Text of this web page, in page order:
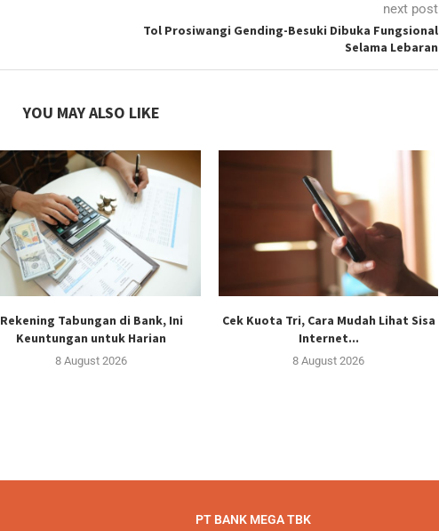
next post
Tol Prosiwangi Gending-Besuki Dibuka Fungsional
Selama Lebaran
YOU MAY ALSO LIKE
Rekening Tabungan di Bank, Ini
Keuntungan untuk Harian
8 August 2026
Cek Kuota Tri, Cara Mudah Lihat Sisa
Internet...
8 August 2026
PT BANK MEGA TBK